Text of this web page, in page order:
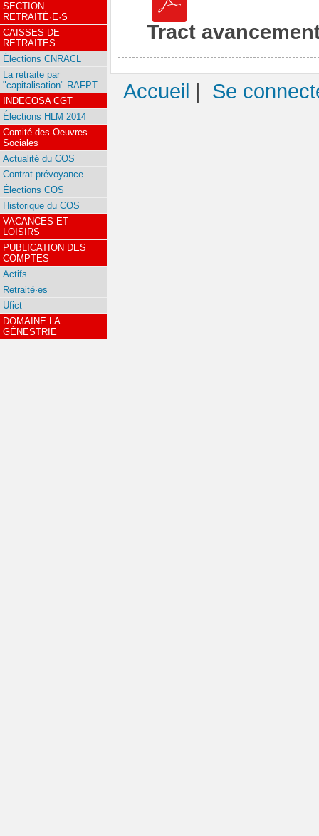
Tract
SECTION
RETRAITÉ·E·S
CAISSES DE
RETRAITES
Élections CNRACL
La retraite par
"capitalisation" RAFPT
INDECOSA CGT
Élections HLM 2014
Comité des Oeuvres
Sociales
Actualité du COS
Contrat prévoyance
Élections COS
Historique du COS
VACANCES ET
LOISIRS
PUBLICATION DES
COMPTES
Actifs
Retraité·es
Ufict
DOMAINE LA
GÉNESTRIE
Accueil | Se